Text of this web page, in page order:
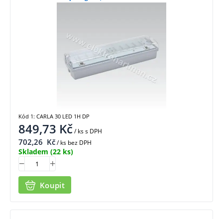
849,73 Kč/ kss DPH
702,26 Kč/ ks bez DPH
Skladem (22 ks)
Koupit
Kód 1: CARLA 30 LED 1H DP